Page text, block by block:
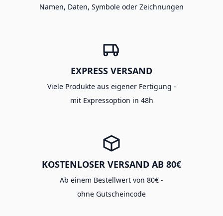
Namen, Daten, Symbole oder Zeichnungen
EXPRESS VERSAND
Viele Produkte aus eigener Fertigung -
mit Expressoption in 48h
KOSTENLOSER VERSAND AB 80€
Ab einem Bestellwert von 80€ -
ohne Gutscheincode